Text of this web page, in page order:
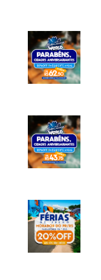
INFO
INFO
INFO